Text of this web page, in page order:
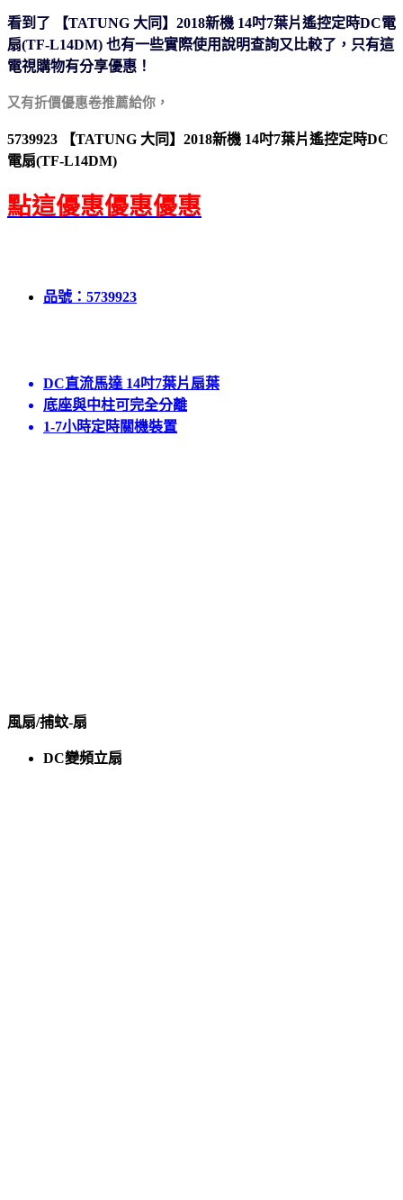
看到了 【TATUNG 大同】2018新機 14吋7葉片遙控定時DC電
扇(TF-L14DM) 也有一些實際使用說明查詢又比較了，只有這
電視購物有分享優惠！
又有折價優惠卷推薦給你，
5739923 【TATUNG 大同】2018新機 14吋7葉片遙控定時DC
電扇(TF-L14DM)
點這優惠優惠優惠
品號：5739923
DC直流馬達 14吋7葉片扇葉
底座與中柱可完全分離
1-7小時定時關機裝置
風扇/捕蚊-扇
DC變頻立扇